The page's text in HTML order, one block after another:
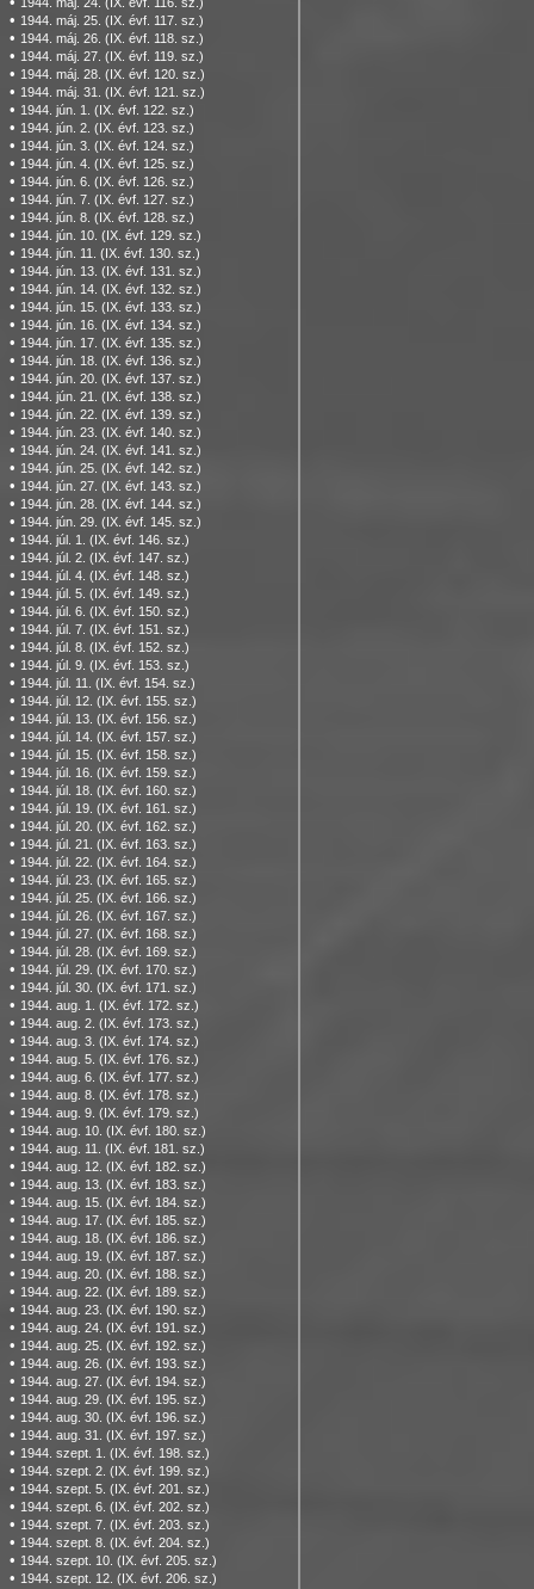
• 1944. máj. 25. (IX. évf. 117. sz.)
• 1944. máj. 26. (IX. évf. 118. sz.)
• 1944. máj. 27. (IX. évf. 119. sz.)
• 1944. máj. 28. (IX. évf. 120. sz.)
• 1944. máj. 31. (IX. évf. 121. sz.)
• 1944. jún. 1. (IX. évf. 122. sz.)
• 1944. jún. 2. (IX. évf. 123. sz.)
• 1944. jún. 3. (IX. évf. 124. sz.)
• 1944. jún. 4. (IX. évf. 125. sz.)
• 1944. jún. 6. (IX. évf. 126. sz.)
• 1944. jún. 7. (IX. évf. 127. sz.)
• 1944. jún. 8. (IX. évf. 128. sz.)
• 1944. jún. 10. (IX. évf. 129. sz.)
• 1944. jún. 11. (IX. évf. 130. sz.)
• 1944. jún. 13. (IX. évf. 131. sz.)
• 1944. jún. 14. (IX. évf. 132. sz.)
• 1944. jún. 15. (IX. évf. 133. sz.)
• 1944. jún. 16. (IX. évf. 134. sz.)
• 1944. jún. 17. (IX. évf. 135. sz.)
• 1944. jún. 18. (IX. évf. 136. sz.)
• 1944. jún. 20. (IX. évf. 137. sz.)
• 1944. jún. 21. (IX. évf. 138. sz.)
• 1944. jún. 22. (IX. évf. 139. sz.)
• 1944. jún. 23. (IX. évf. 140. sz.)
• 1944. jún. 24. (IX. évf. 141. sz.)
• 1944. jún. 25. (IX. évf. 142. sz.)
• 1944. jún. 27. (IX. évf. 143. sz.)
• 1944. jún. 28. (IX. évf. 144. sz.)
• 1944. jún. 29. (IX. évf. 145. sz.)
• 1944. júl. 1. (IX. évf. 146. sz.)
• 1944. júl. 2. (IX. évf. 147. sz.)
• 1944. júl. 4. (IX. évf. 148. sz.)
• 1944. júl. 5. (IX. évf. 149. sz.)
• 1944. júl. 6. (IX. évf. 150. sz.)
• 1944. júl. 7. (IX. évf. 151. sz.)
• 1944. júl. 8. (IX. évf. 152. sz.)
• 1944. júl. 9. (IX. évf. 153. sz.)
• 1944. júl. 11. (IX. évf. 154. sz.)
• 1944. júl. 12. (IX. évf. 155. sz.)
• 1944. júl. 13. (IX. évf. 156. sz.)
• 1944. júl. 14. (IX. évf. 157. sz.)
• 1944. júl. 15. (IX. évf. 158. sz.)
• 1944. júl. 16. (IX. évf. 159. sz.)
• 1944. júl. 18. (IX. évf. 160. sz.)
• 1944. júl. 19. (IX. évf. 161. sz.)
• 1944. júl. 20. (IX. évf. 162. sz.)
• 1944. júl. 21. (IX. évf. 163. sz.)
• 1944. júl. 22. (IX. évf. 164. sz.)
• 1944. júl. 23. (IX. évf. 165. sz.)
• 1944. júl. 25. (IX. évf. 166. sz.)
• 1944. júl. 26. (IX. évf. 167. sz.)
• 1944. júl. 27. (IX. évf. 168. sz.)
• 1944. júl. 28. (IX. évf. 169. sz.)
• 1944. júl. 29. (IX. évf. 170. sz.)
• 1944. júl. 30. (IX. évf. 171. sz.)
• 1944. aug. 1. (IX. évf. 172. sz.)
• 1944. aug. 2. (IX. évf. 173. sz.)
• 1944. aug. 3. (IX. évf. 174. sz.)
• 1944. aug. 5. (IX. évf. 176. sz.)
• 1944. aug. 6. (IX. évf. 177. sz.)
• 1944. aug. 8. (IX. évf. 178. sz.)
• 1944. aug. 9. (IX. évf. 179. sz.)
• 1944. aug. 10. (IX. évf. 180. sz.)
• 1944. aug. 11. (IX. évf. 181. sz.)
• 1944. aug. 12. (IX. évf. 182. sz.)
• 1944. aug. 13. (IX. évf. 183. sz.)
• 1944. aug. 15. (IX. évf. 184. sz.)
• 1944. aug. 17. (IX. évf. 185. sz.)
• 1944. aug. 18. (IX. évf. 186. sz.)
• 1944. aug. 19. (IX. évf. 187. sz.)
• 1944. aug. 20. (IX. évf. 188. sz.)
• 1944. aug. 22. (IX. évf. 189. sz.)
• 1944. aug. 23. (IX. évf. 190. sz.)
• 1944. aug. 24. (IX. évf. 191. sz.)
• 1944. aug. 25. (IX. évf. 192. sz.)
• 1944. aug. 26. (IX. évf. 193. sz.)
• 1944. aug. 27. (IX. évf. 194. sz.)
• 1944. aug. 29. (IX. évf. 195. sz.)
• 1944. aug. 30. (IX. évf. 196. sz.)
• 1944. aug. 31. (IX. évf. 197. sz.)
• 1944. szept. 1. (IX. évf. 198. sz.)
• 1944. szept. 2. (IX. évf. 199. sz.)
• 1944. szept. 5. (IX. évf. 201. sz.)
• 1944. szept. 6. (IX. évf. 202. sz.)
• 1944. szept. 7. (IX. évf. 203. sz.)
• 1944. szept. 8. (IX. évf. 204. sz.)
• 1944. szept. 10. (IX. évf. 205. sz.)
• 1944. szept. 12. (IX. évf. 206. sz.)